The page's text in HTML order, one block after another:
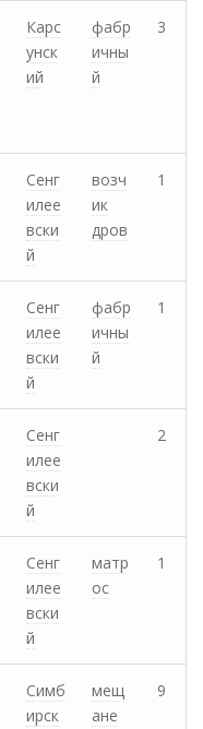
Карс
унск
ий
фабр
ичны
й
3
Сенг
илее
вски
й
возч
ик
дров
1
Сенг
илее
вски
й
фабр
ичны
й
1
Сенг
илее
вски
й
2
Сенг
илее
вски
й
матр
ос
1
Симб
ирск
мещ
ане
9